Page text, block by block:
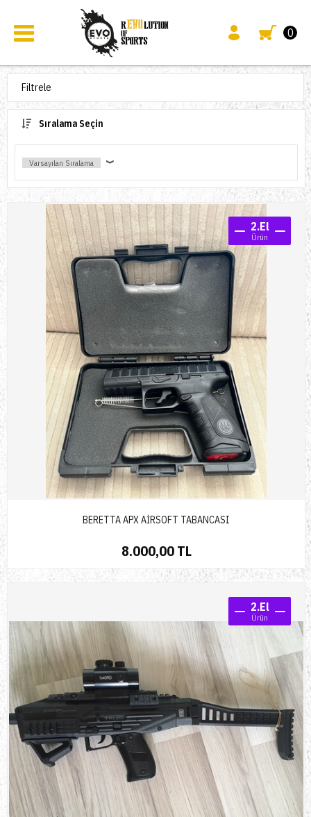
0
Filtrele
Sıralama Seçin
2.El
Ürün
BERETTA APX AİRSOFT TABANCASI
8.000,00 TL
2.El
Ürün